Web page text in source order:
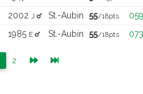
2002 J St.-Aubin 55/18pts
059
1985 E St.-Aubin 55/18pts 073
(current)
2 (current)